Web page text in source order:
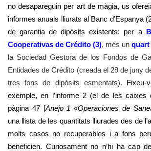
no desapareguin per art de màgia, us
informes anuals lliurats al Banc d’Espanya
de garantia de dipòsits existents: per a
Cooperativas de Crédito (3), més un quart
la Sociedad Gestora de los Fondos de
Entidades de Crédito (creada el 29 de juny
tres fons de dipòsits esmentats). Fixeu-
exemple, en l’informe 2 (el de les caixes
pàgina 47 [Anejo 1 «Operaciones de
una llista de les quantitats lliurades des de
molts casos no recuperables ia fons
beneficien. Curiosament no n’hi ha cap